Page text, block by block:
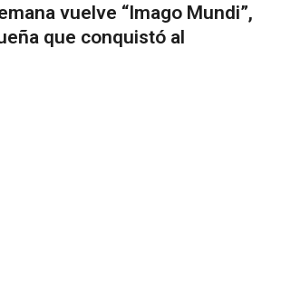
vuelve “Imago Mundi”,
que conquistó al